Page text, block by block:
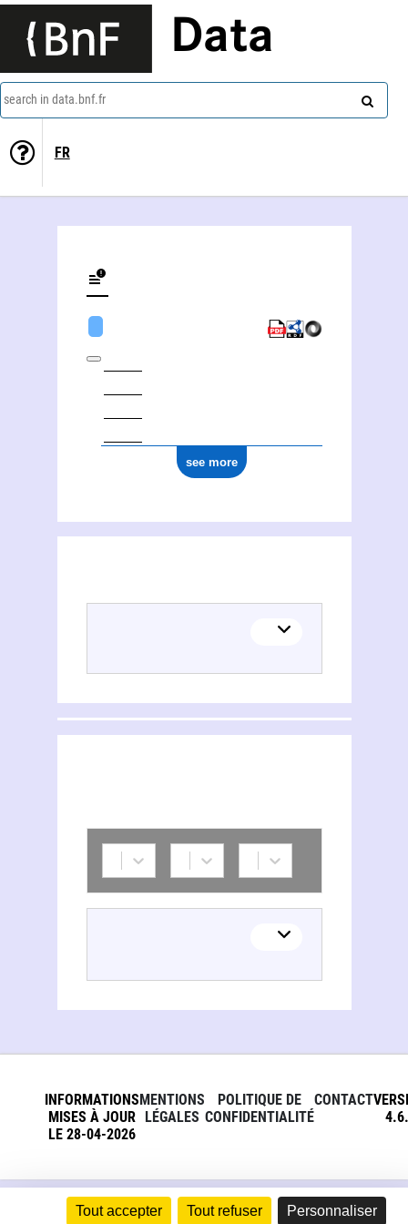
Tout accepter Tout refuser Personnaliser
Data
search in data.bnf.fr
FR
see more
INFORMATIONS
MISES À JOUR
LE 28-04-2026
MENTIONS
LÉGALES
POLITIQUE DE
CONFIDENTIALITÉ
CONTACT